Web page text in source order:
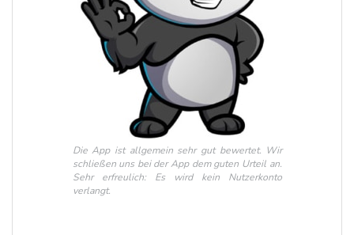
Die App ist allgemein sehr gut bewertet. Wir
schließen uns bei der App dem guten Urteil an.
Sehr erfreulich: Es wird kein Nutzerkonto
verlangt.